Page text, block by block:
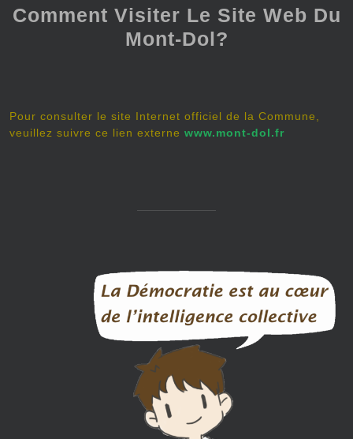
Comment Visiter Le Site Web Du
Mont-Dol?
Pour consulter le site Internet officiel de la Commune,
veuillez suivre ce lien externe www.mont-dol.fr